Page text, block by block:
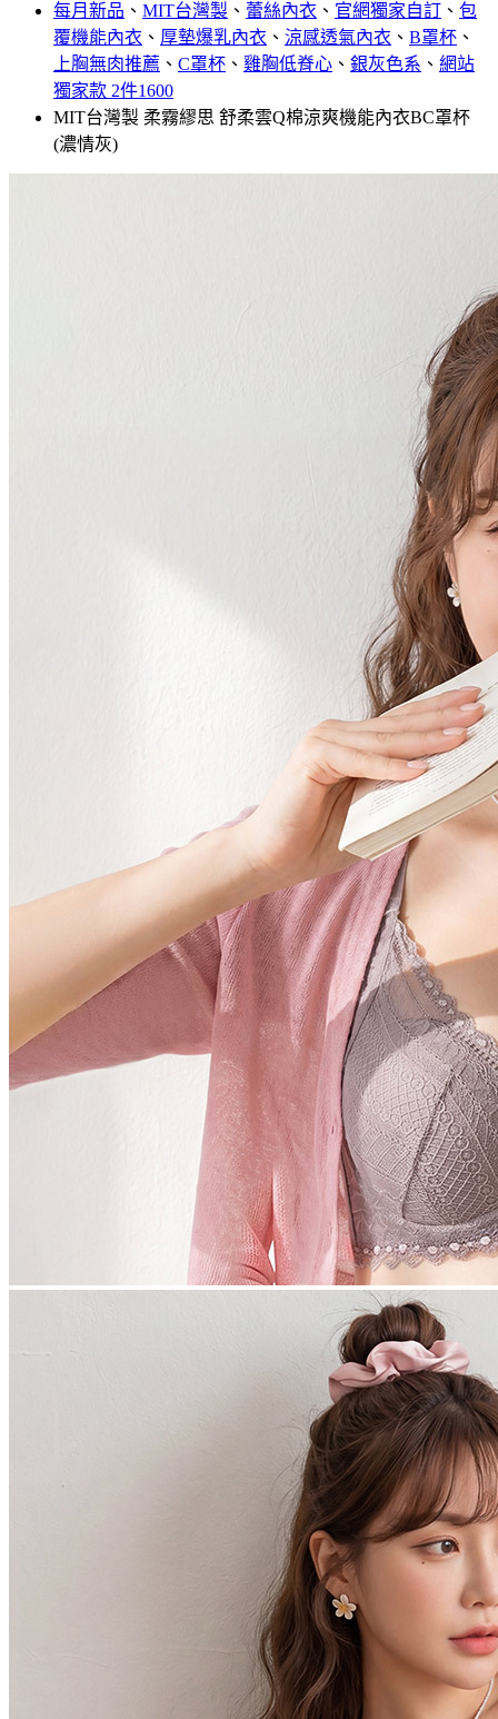
每月新品 、 MIT台灣製 、 蕾絲內衣 、 官網獨家自訂 、 包
覆機能內衣 、 厚墊爆乳內衣 、 涼感透氣內衣 、 B罩杯 、
上胸無肉推薦 、 C罩杯 、 雞胸低脊心 、 銀灰色系 、 網站
獨家款 2件1600
MIT台灣製 柔霧繆思 舒柔雲Q棉涼爽機能內衣BC罩杯
(濃情灰)